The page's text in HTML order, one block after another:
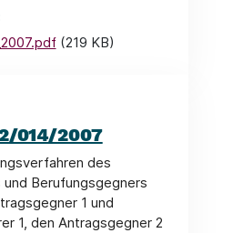
(219 KB)
014/2007
des
Berufungsgegners
1 und
1, den Antragsgegner 2